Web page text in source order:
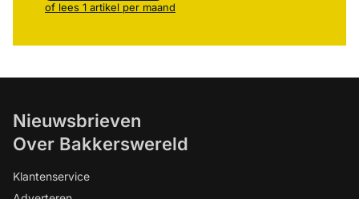
of lees 1 artikel per maand
Nieuwsbrieven
Over Bakkerswereld
Klantenservice